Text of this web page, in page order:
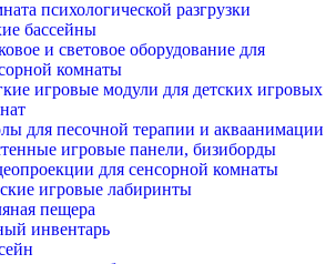
психологической разгрузки
бассейны
и световое оборудование для
комнаты
игровые модули для детских игровых
для песочной терапии и акваанимации
игровые панели, бизиборды
для сенсорной комнаты
игровые лабиринты
пещера
инвентарь